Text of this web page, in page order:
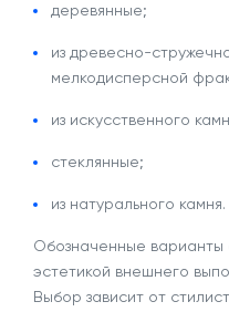
деревянные;
из древесно-
мелкодисперсной
из искусственного
стеклянные;
из натурального камня.
Обозначенные варианты
эстетикой внешнего
Выбор зависит от